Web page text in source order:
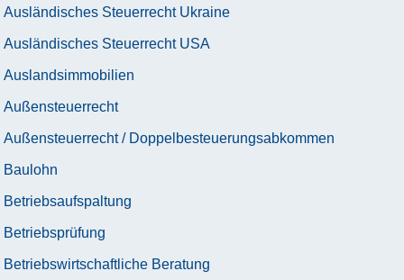
Ausländisches Steuerrecht Ukraine
Ausländisches Steuerrecht USA
Auslandsimmobilien
Außensteuerrecht
Außensteuerrecht / Doppelbesteuerungsabkommen
Baulohn
Betriebsaufspaltung
Betriebsprüfung
Betriebswirtschaftliche Beratung